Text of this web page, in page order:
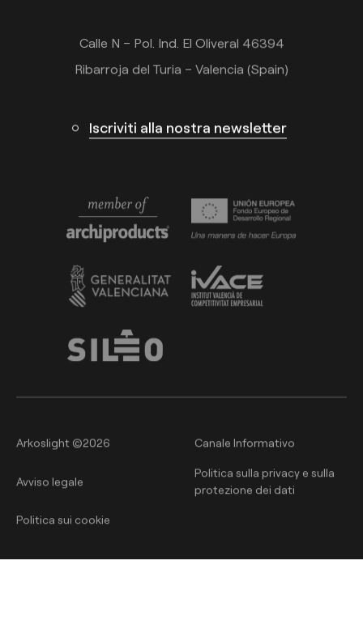
Calle N – Pol. Ind. El Oliveral 46394
Ribarroja del Turia – Valencia (Spain)
Iscriviti alla nostra newsletter
Arkoslight ©2026 Canale Informativo
Avviso legale
Politica sulla privacy e sulla
protezione dei dati
Politica sui cookie